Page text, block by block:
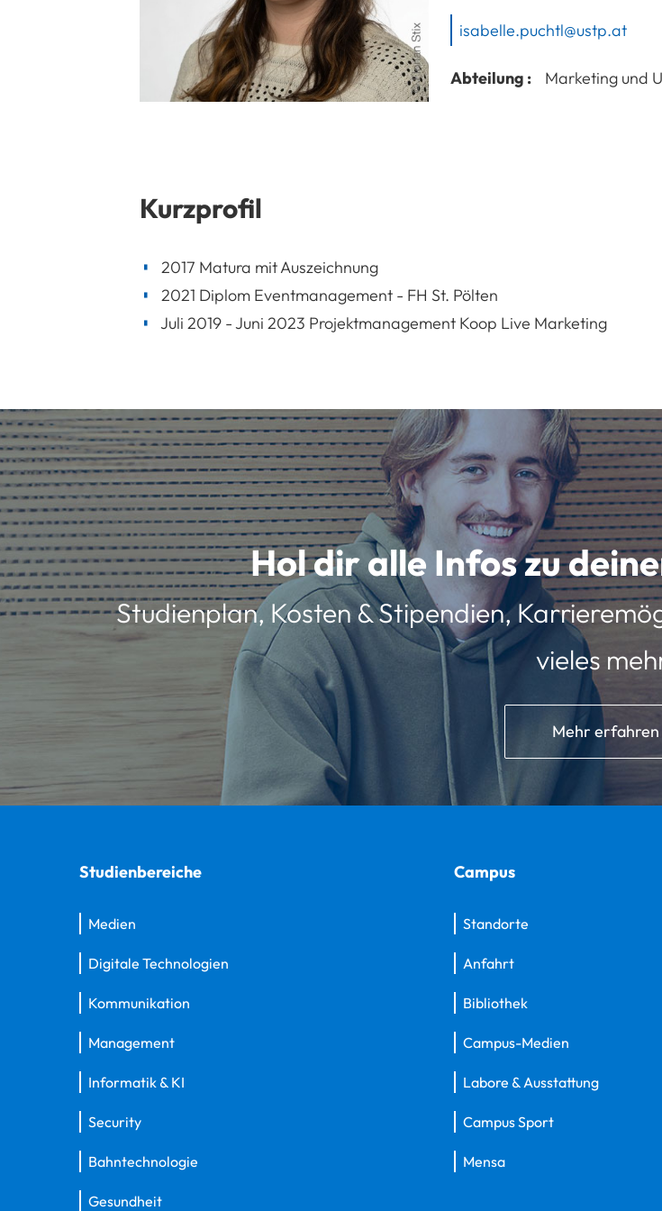
isabelle.puchtl@ustp.at
Abteilung : Marketing und
Kurzprofil
2017 Matura mit Auszeichnung
2021 Diplom Eventmanagement - FH St. Pölten
Juli 2019 - Juni 2023 Projektmanagement Koop Live Marketing
Hol dir alle Infos zu
Studienplan, Kosten & Stipendien,
vieles
Mehr erfahren
Studienbereiche
Medien
Digitale Technologien
Kommunikation
Management
Informatik & KI
Security
Bahntechnologie
Gesundheit
Campus
Standorte
Anfahrt
Bibliothek
Campus-Medien
Labore & Ausstattung
Campus Sport
Mensa